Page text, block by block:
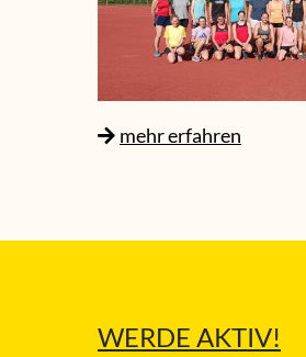
mehr erfahren
WERDE AKTIV!